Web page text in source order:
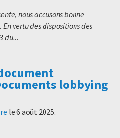
nous accusons bonne
vertu des dispositions des
du...
lobbying
le 6 août 2025.